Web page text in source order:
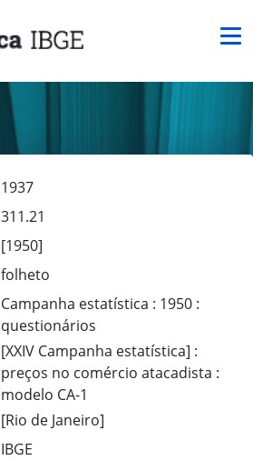
1937
311.21
[1950]
folheto
Campanha estatística : 1950 :
questionários
[XXIV Campanha estatística] :
preços no comércio atacadista :
modelo CA-1
[Rio de Janeiro]
IBGE